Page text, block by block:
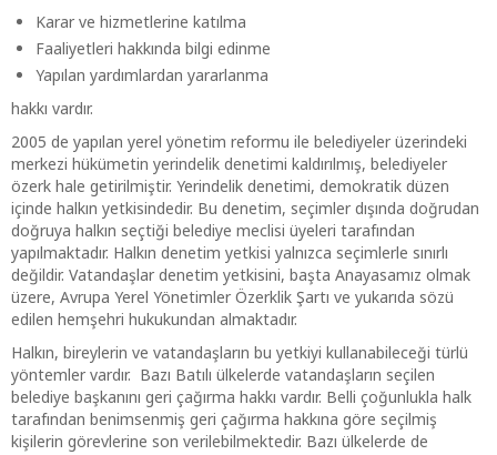
Karar ve hizmetlerine katılma
Faaliyetleri hakkında bilgi edinme
Yapılan yardımlardan yararlanma
hakkı vardır.
2005 de yapılan yerel yönetim reformu ile belediyeler üzerindeki
merkezi hükümetin yerindelik denetimi kaldırılmış, belediyeler
özerk hale getirilmiştir. Yerindelik denetimi, demokratik düzen
içinde halkın yetkisindedir. Bu denetim, seçimler dışında doğrudan
doğruya halkın seçtiği belediye meclisi üyeleri tarafından
yapılmaktadır. Halkın denetim yetkisi yalnızca seçimlerle sınırlı
değildir. Vatandaşlar denetim yetkisini, başta Anayasamız olmak
üzere, Avrupa Yerel Yönetimler Özerklik Şartı ve yukarıda sözü
edilen hemşehri hukukundan almaktadır.
Halkın, bireylerin ve vatandaşların bu yetkiyi kullanabileceği türlü
yöntemler vardır. Bazı Batılı ülkelerde vatandaşların seçilen
belediye başkanını geri çağırma hakkı vardır. Belli çoğunlukla halk
tarafından benimsenmiş geri çağırma hakkına göre seçilmiş
kişilerin görevlerine son verilebilmektedir. Bazı ülkelerde de